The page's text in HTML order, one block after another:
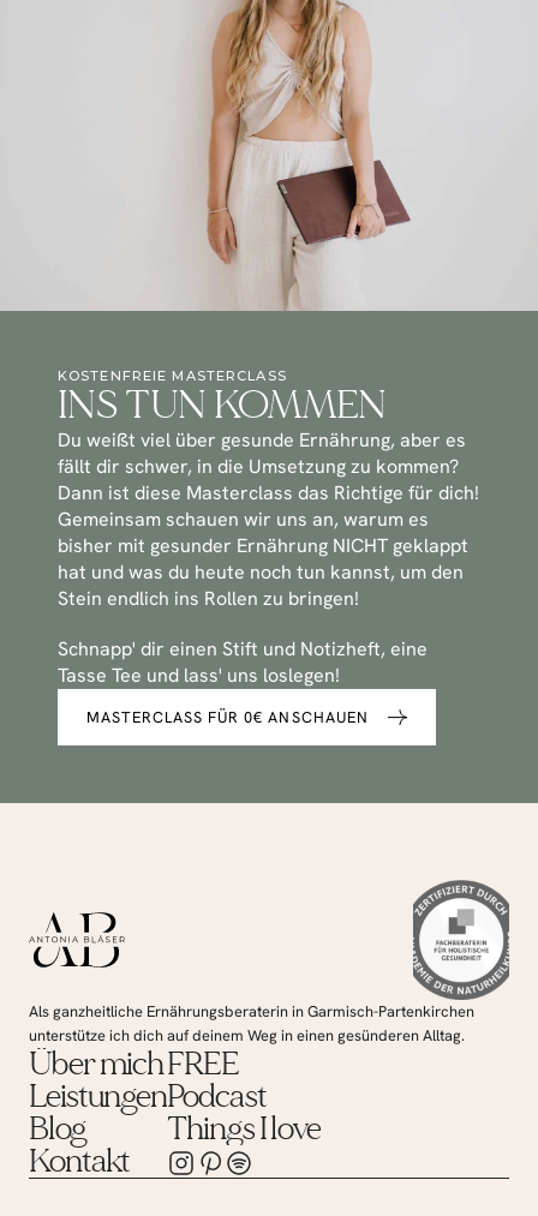
KOSTENFREIE MASTERCLASS
INS TUN KOMMEN
Du weißt viel über gesunde Ernährung, aber es
fällt dir schwer, in die Umsetzung zu kommen?
Dann ist diese Masterclass das Richtige für dich!
Gemeinsam schauen wir uns an, warum es
bisher mit gesunder Ernährung NICHT geklappt
hat und was du heute noch tun kannst, um den
Stein endlich ins Rollen zu bringen!
Schnapp' dir einen Stift und Notizheft, eine
Tasse Tee und lass' uns loslegen!
MASTERCLASS FÜR 0€ ANSCHAUEN
Als ganzheitliche Ernährungsberaterin in Garmisch-Partenkirchen
unterstütze ich dich auf deinem Weg in einen gesünderen Alltag.
Über mich
Leistungen
Blog
Kontakt
FREE
Podcast
Things I love